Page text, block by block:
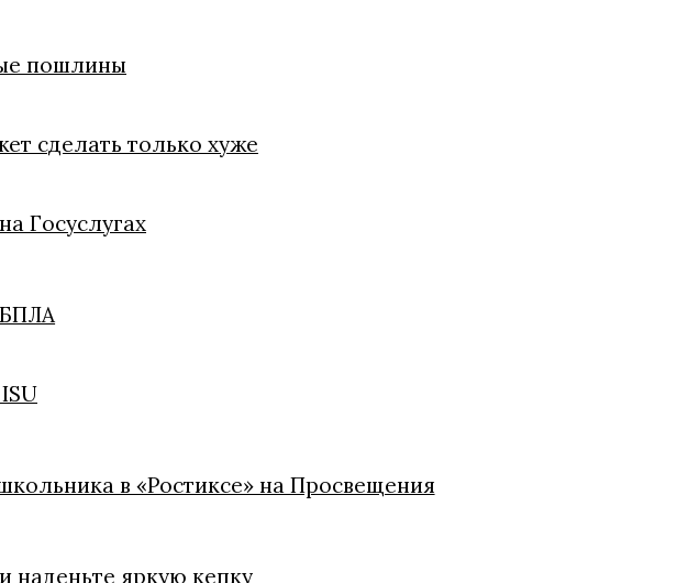
пошлины
сделать только хуже
Госуслугах
БПЛА
в «Ростиксе» на Просвещения
наденьте яркую кепку